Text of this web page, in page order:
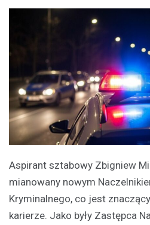
Aspirant sztabowy Zbigniew
mianowany nowym
Kryminalnego, co jest
karierze. Jako były Zastępca